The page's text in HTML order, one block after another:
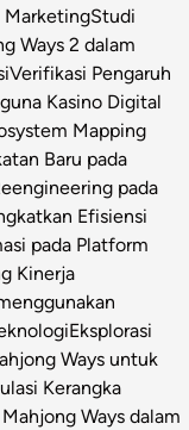
MarketingStudi
Ways 2 dalam
Verifikasi Pengaruh
Kasino Digital
Mapping
Baru pada
pada
Efisiensi
pada Platform
Kinerja
Eksplorasi
Ways untuk
Kerangka
Ways dalam